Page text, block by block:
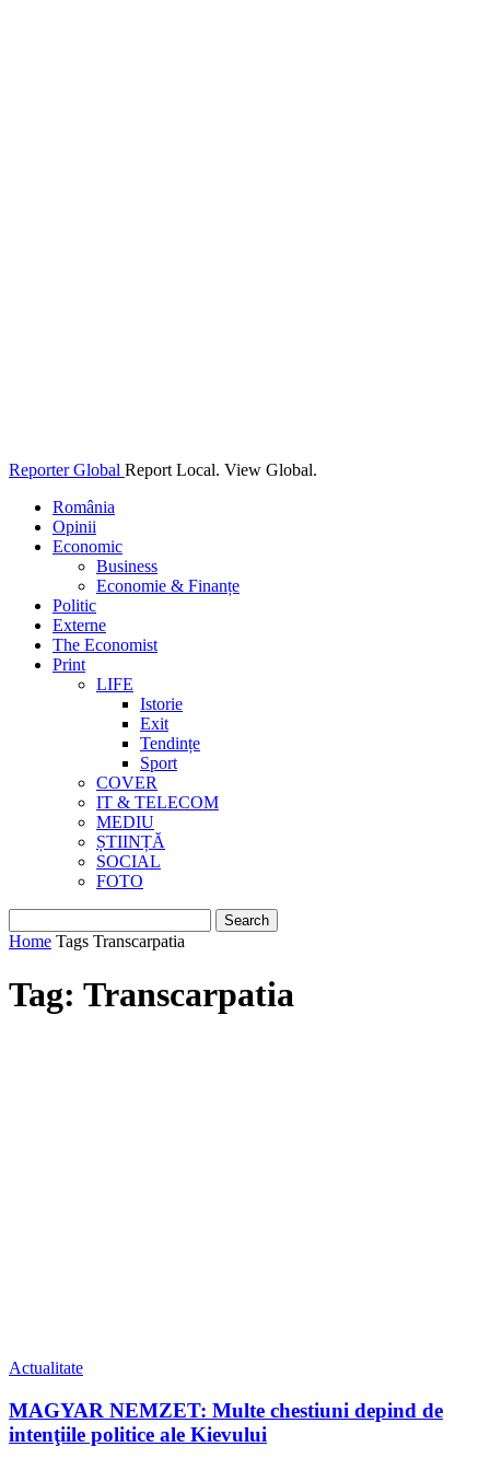
Reporter Global Report Local. View Global.
România
Opinii
Economic
Business
Economie & Finanțe
Politic
Externe
The Economist
Print
LIFE
Istorie
Exit
Tendințe
Sport
COVER
IT & TELECOM
MEDIU
ȘTIINȚĂ
SOCIAL
FOTO
Home Tags Transcarpatia
Tag: Transcarpatia
Actualitate
MAGYAR NEMZET: Multe chestiuni depind de
intenţiile politice ale Kievului